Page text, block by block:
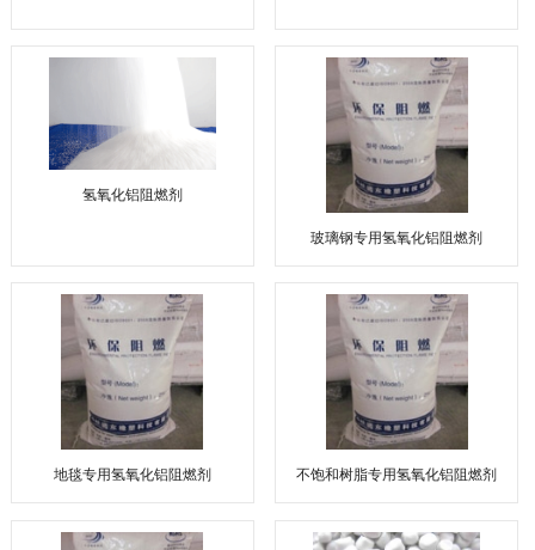
氢氧化铝阻燃剂
玻璃钢专用氢氧化铝阻燃剂
地毯专用氢氧化铝阻燃剂 不饱和树脂专用氢氧化铝阻燃剂